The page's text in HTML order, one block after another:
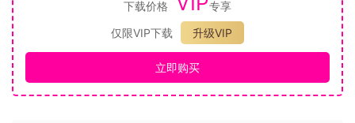
乔·拜登Joe Biden
巴拉克展望Barack Obama
此外，游戏每周将有50％的折扣！
不要错过有机会以仅一半的价格欣赏总统的燃烧舞！
下载价格
专享
仅限VIP下载
升级VIP
立即购买